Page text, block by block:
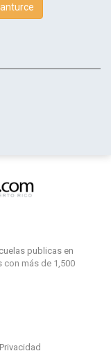
publicas en
más de 1,500